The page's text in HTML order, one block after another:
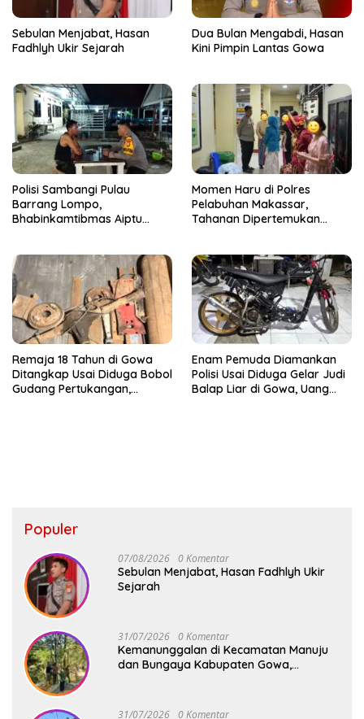
Sebulan Menjabat, Hasan
Fadhlyh Ukir Sejarah
Dua Bulan Mengabdi, Hasan
Kini Pimpin Lantas Gowa
Polisi Sambangi Pulau
Barrang Lompo,
Bhabinkamtibmas Aiptu
Momen Haru di Polres
Pelabuhan Makassar,
Tahanan Dipertemukan
Remaja 18 Tahun di Gowa
Ditangkap Usai Diduga Bobol
Gudang Pertukangan,
Enam Pemuda Diamankan
Polisi Usai Diduga Gelar Judi
Balap Liar di Gowa, Uang
Populer
07/08/2026 0 Komentar
Sebulan Menjabat, Hasan Fadhlyh Ukir
Sejarah
31/07/2026 0 Komentar
Kemanunggalan di Kecamatan Manuju
dan Bungaya Kabupaten Gowa,
31/07/2026 0 Komentar